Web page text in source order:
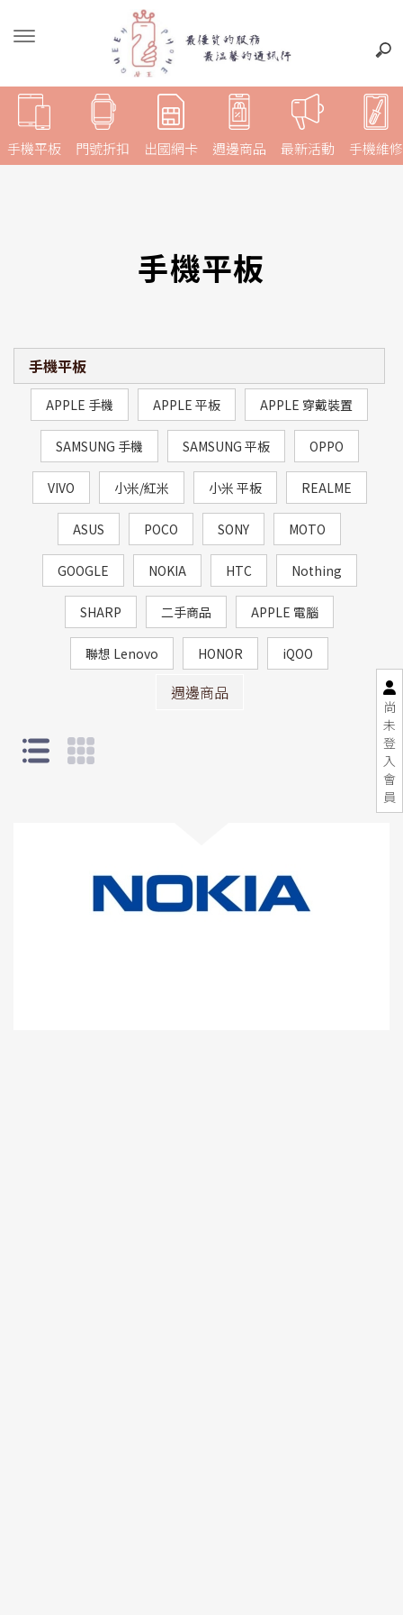
尚
未
登
入
會
員
手機平板 門號折扣 週邊商品 最新活動 手機維修
出國網卡
手機平板
手機平板
APPLE 手機 APPLE 平板 APPLE 穿戴裝置
SAMSUNG 手機 SAMSUNG 平板 OPPO
VIVO 小米/紅米 小米 平板 REALME
ASUS POCO SONY MOTO
GOOGLE NOKIA HTC Nothing
SHARP 二手商品 APPLE 電腦
聯想 Lenovo HONOR iQOO
週邊商品